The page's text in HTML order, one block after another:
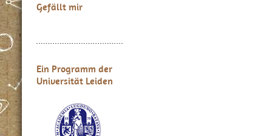
Gefällt mir
Ein Programm der
Universität Leiden